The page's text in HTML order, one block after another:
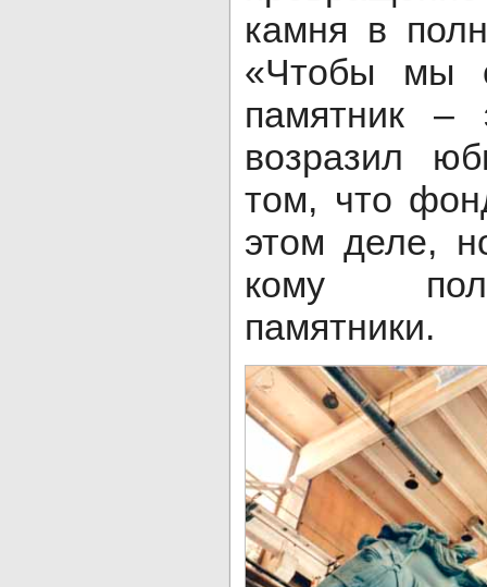
камня в
«Чтобы мы
памятник –
возразил
том, что
этом деле,
кому
памятники.